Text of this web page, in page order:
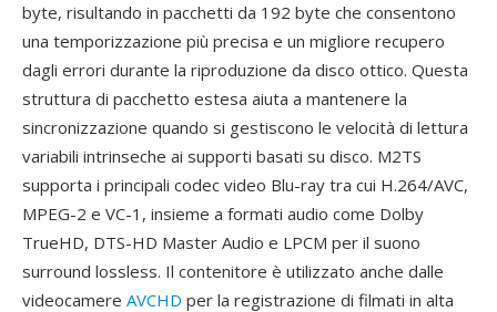
byte, risultando in pacchetti da 192 byte che consentono
una temporizzazione più precisa e un migliore recupero
dagli errori durante la riproduzione da disco ottico. Questa
struttura di pacchetto estesa aiuta a mantenere la
sincronizzazione quando si gestiscono le velocità di lettura
variabili intrinseche ai supporti basati su disco. M2TS
supporta i principali codec video Blu-ray tra cui H.264/AVC,
MPEG-2 e VC-1, insieme a formati audio come Dolby
TrueHD, DTS-HD Master Audio e LPCM per il suono
surround lossless. Il contenitore è utilizzato anche dalle
videocamere AVCHD per la registrazione di filmati in alta